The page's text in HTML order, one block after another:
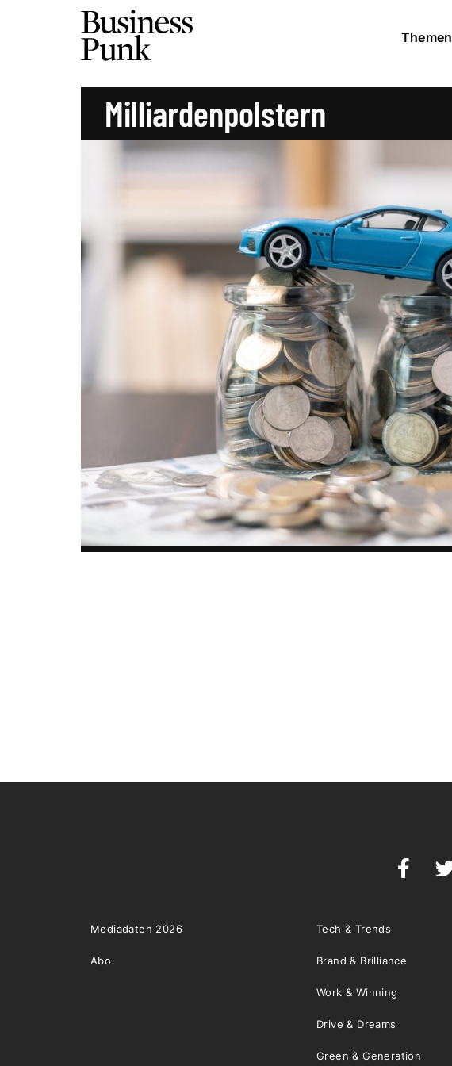
Themen
Milliardenpolstern
Mediadaten 2026
Abo
Tech & Trends
Brand & Brilliance
Work & Winning
Drive & Dreams
Green & Generation